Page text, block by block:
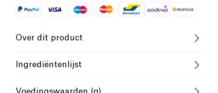
Over dit product
Vegan Lactosevrij (ingrediënten)
Ingrediëntenlijst